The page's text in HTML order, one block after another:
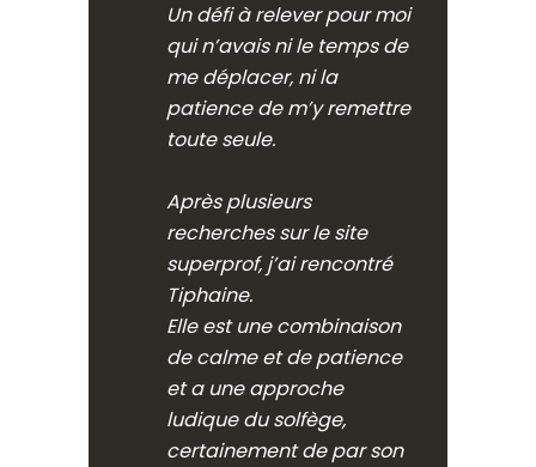
Un défi à relever pour moi
qui n’avais ni le temps de
me déplacer, ni la
patience de m’y remettre
toute seule.
Après plusieurs
recherches sur le site
superprof, j’ai rencontré
Tiphaine.
Elle est une combinaison
de calme et de patience
et a une approche
ludique du solfège,
certainement de par son